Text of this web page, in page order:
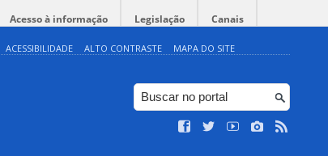
Acesso à informação Legislação Canais
ACESSIBILIDADE ALTO CONTRASTE MAPA DO SITE